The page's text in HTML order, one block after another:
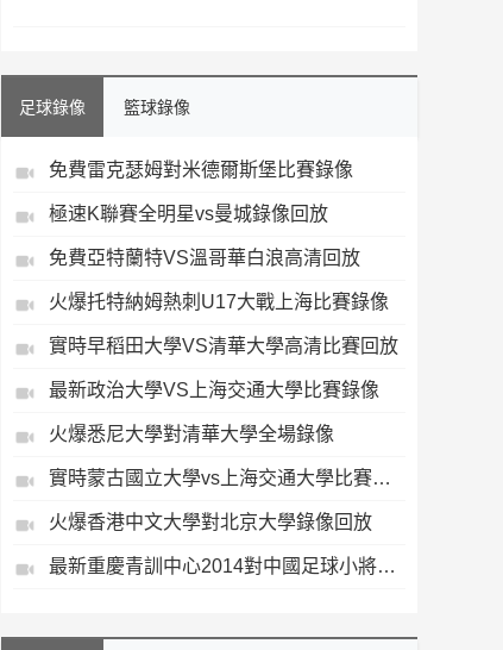
足球錄像 籃球錄像
免費雷克瑟姆對米德爾斯堡比賽錄像
極速K聯賽全明星vs曼城錄像回放
免費亞特蘭特VS溫哥華白浪高清回放
火爆托特納姆熱刺U17大戰上海比賽錄像
實時早稻田大學VS清華大學高清比賽回放
最新政治大學VS上海交通大學比賽錄像
火爆悉尼大學對清華大學全場錄像
實時蒙古國立大學vs上海交通大學比賽錄像
火爆香港中文大學對北京大學錄像回放
最新重慶青訓中心2014對中國足球小將藍隊錄像回放